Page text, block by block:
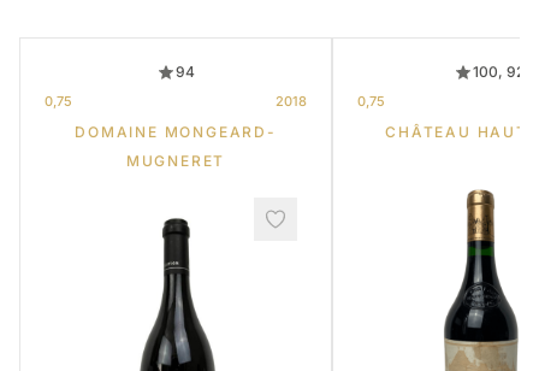
94
0,75 2018
DOMAINE MONGEARD-
MUGNERET
100, 92
0,75
CHÂTEAU HAUT-